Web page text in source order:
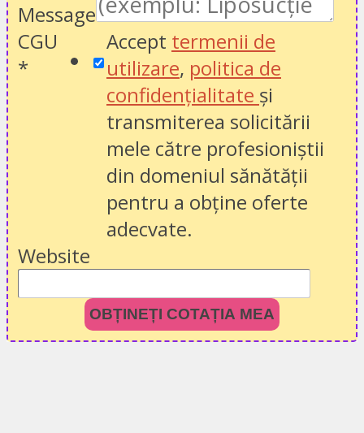
Message
CGU
*
Accept termenii de
utilizare, politica de
confidențialitate și
transmiterea solicitării
mele către profesioniștii
din domeniul sănătății
pentru a obține oferte
adecvate.
Website
OBȚINEȚI COTAȚIA MEA